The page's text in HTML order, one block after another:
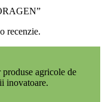
recenzie.
agricole de
inovatoare.